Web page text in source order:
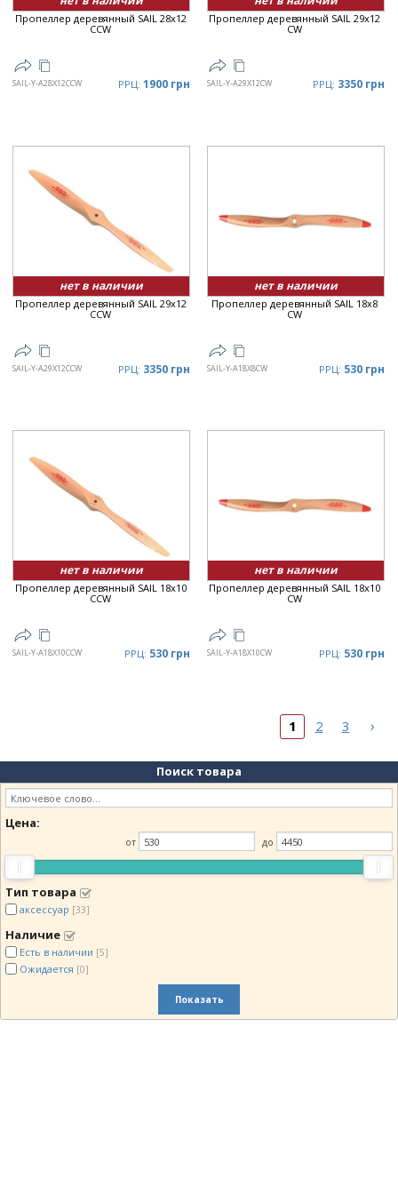
Пропеллер деревянный SAIL 28x12
CCW
SAIL-Y-A28X12CCW РРЦ: 1900 грн
Пропеллер деревянный SAIL 29x12
CW
SAIL-Y-A29X12CW РРЦ: 3350 грн
нет в наличии
Пропеллер деревянный SAIL 29x12
CCW
SAIL-Y-A29X12CCW РРЦ: 3350 грн
нет в наличии
Пропеллер деревянный SAIL 18x8
CW
SAIL-Y-A18X8CW РРЦ: 530 грн
нет в наличии
Пропеллер деревянный SAIL 18x10
CCW
SAIL-Y-A18X10CCW РРЦ: 530 грн
нет в наличии
Пропеллер деревянный SAIL 18x10
CW
SAIL-Y-A18X10CW РРЦ: 530 грн
1 2 3 ›
Поиск товара
Цена:
от до
Тип товара
аксессуар [33]
Наличие
Есть в наличии [5]
Ожидается [0]
Показать